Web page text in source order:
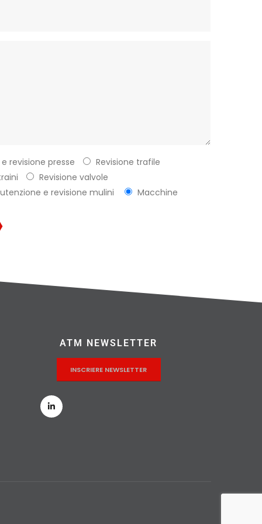
revisione presse
Revisione trafile
Revisione valvole
e revisione mulini Macchine
ATM NEWSLETTER
INSCRIERE NEWSLETTER